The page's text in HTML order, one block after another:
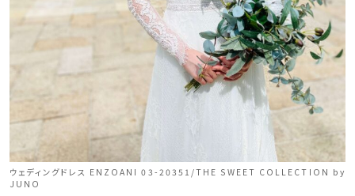
ウェディングドレス ENZOANI 03-20351/THE SWEET COLLECTION by
JUNO